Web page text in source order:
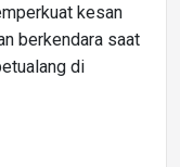
kesan
berkendara saat
di